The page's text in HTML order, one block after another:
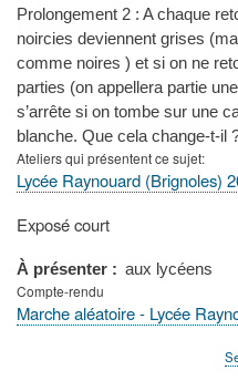
Prolongement 2 : A chaque
noircies deviennent grises
comme noires ) et si on ne
parties (on appellera partie
s’arrête si on tombe sur une
blanche. Que cela change-t-il
Ateliers qui présentent ce sujet
Lycée Raynouard (Brignoles)
Type
présentation
congrès
Exposé court
À présenter
aux lycéens
Compte-rendu
Marche aléatoire - Lycée